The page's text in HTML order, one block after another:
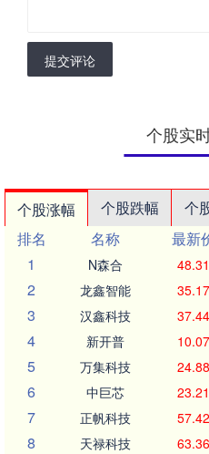
提交评论
个股实
个股涨幅 个股跌幅 个
排名
名称 最新
1
N森合 48.31
2 龙鑫智能 35.17
3 汉鑫科技 37.44
4 新开普 10.07
5 万集科技 24.88
6 中巨芯 23.21
7 正帆科技 57.42
8 天禄科技 63.36